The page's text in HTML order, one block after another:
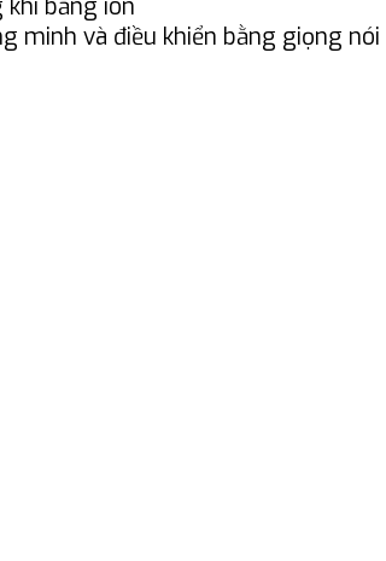
khí bằng ion
minh và điều khiển bằng giọng nói